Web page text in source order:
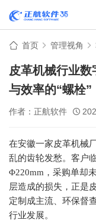
首页 管理视角
皮革机械行业
与效率的“螺栓”
作者：正航软件
在安徽一家皮革机械
乱的齿轮发愁。客户
Φ220mm ，采购单却
层造成的损失，正是
定制成主流、环保督
行业发展。